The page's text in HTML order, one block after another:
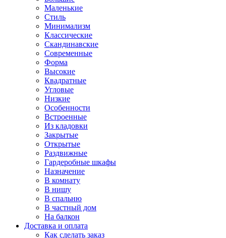
Маленькие
Стиль
Минимализм
Классические
Скандинавские
Современные
Форма
Высокие
Квадратные
Угловые
Низкие
Особенности
Встроенные
Из кладовки
Закрытые
Открытые
Раздвижные
Гардеробные шкафы
Назначение
В комнату
В нишу
В спальню
В частный дом
На балкон
Доставка и оплата
Как сделать заказ